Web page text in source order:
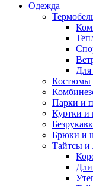
Одежда
Костюмы
Парки и
Куртки и
Брюки и
Тайтсы и